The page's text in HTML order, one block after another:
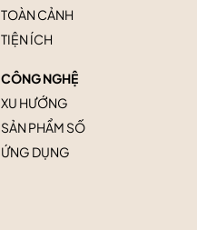
TOÀN CẢNH
TIỆN ÍCH
CÔNG NGHỆ
XU HƯỚNG
SẢN PHẨM SỐ
ỨNG DỤNG